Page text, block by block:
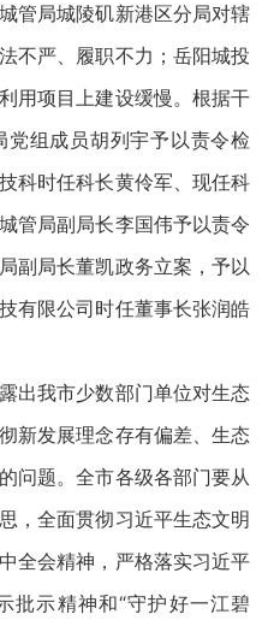
管局城陵矶新港区分局对辖
不严、履职不力；岳阳城投
用项目上建设缓慢。根据干
组成员胡列宇予以责令检
科时任科长黄伶军、现任科
管局副局长李国伟予以责令
副局长董凯政务立案，予以
有限公司时任董事长张润皓
我市少数部门单位对生态
新发展理念存有偏差、生态
问题。全市各级各部门要从
，全面贯彻习近平生态文明
全会精神，严格落实习近平
批示精神和“守护好一江碧